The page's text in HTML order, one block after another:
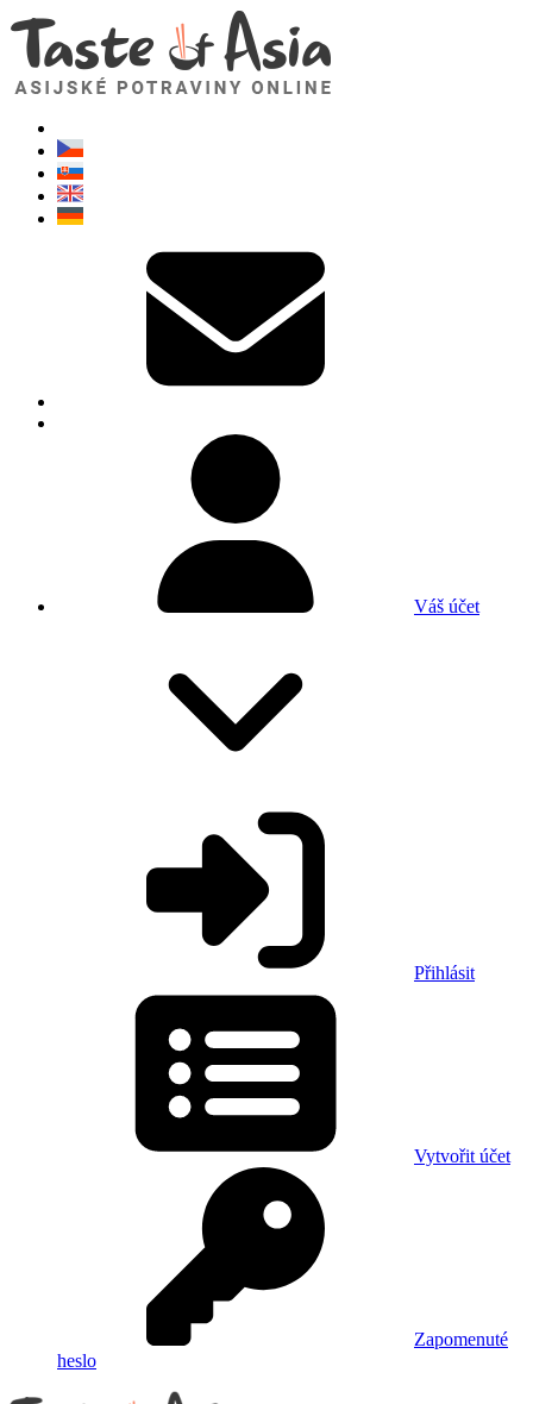
Váš účet
Přihlásit
Vytvořit účet
Zapomenuté
heslo
TasteOfAsia.cz
Neváhejte se zeptat. Jsem tady pro vás!